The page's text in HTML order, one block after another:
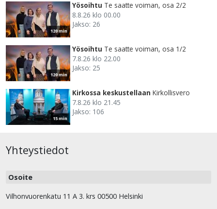
120 min
Yösoihtu Te saatte voiman, osa 2/2
8.8.26 klo 00.00
Jakso: 26
120 min
Yösoihtu Te saatte voiman, osa 1/2
7.8.26 klo 22.00
Jakso: 25
15 min
Kirkossa keskustellaan Kirkollisvero
7.8.26 klo 21.45
Jakso: 106
Yhteystiedot
Osoite
Vilhonvuorenkatu 11 A 3. krs 00500 Helsinki